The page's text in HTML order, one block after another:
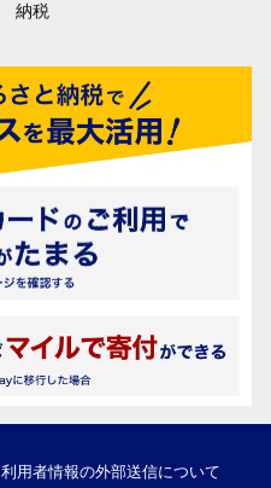
納税
利用者情報の外部送信について